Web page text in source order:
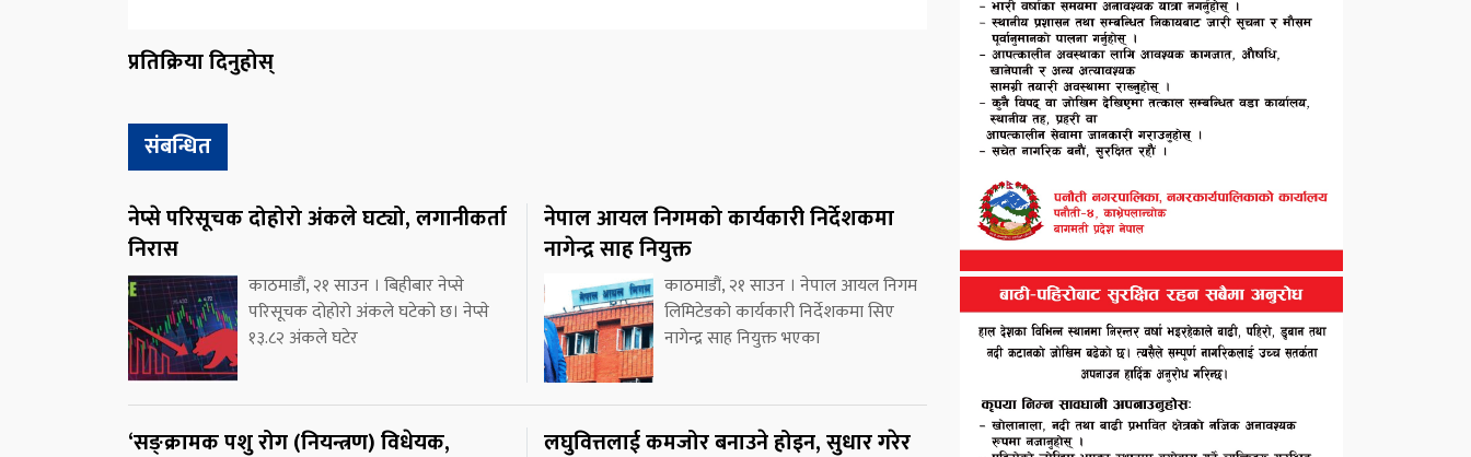
प्रतिक्रिया दिनुहोस्
संबन्धित
नेप्से परिसूचक दोहोरो अंकले घट्यो, लगानीकर्ता
निरास
काठमाडौं, २१ साउन । बिहीबार नेप्से
परिसूचक दोहोरो अंकले घटेको छ। नेप्से
१३.८२ अंकले घटेर
नेपाल आयल निगमको कार्यकारी निर्देशकमा
नागेन्द्र साह नियुक्त
काठमाडौं, २१ साउन । नेपाल आयल निगम
लिमिटेडको कार्यकारी निर्देशकमा सिए
नागेन्द्र साह नियुक्त भएका
‘सङ्क्रामक पशु रोग (नियन्त्रण) विधेयक,
लघुवित्तलाई कमजोर बनाउने होइन, सुधार गरेर